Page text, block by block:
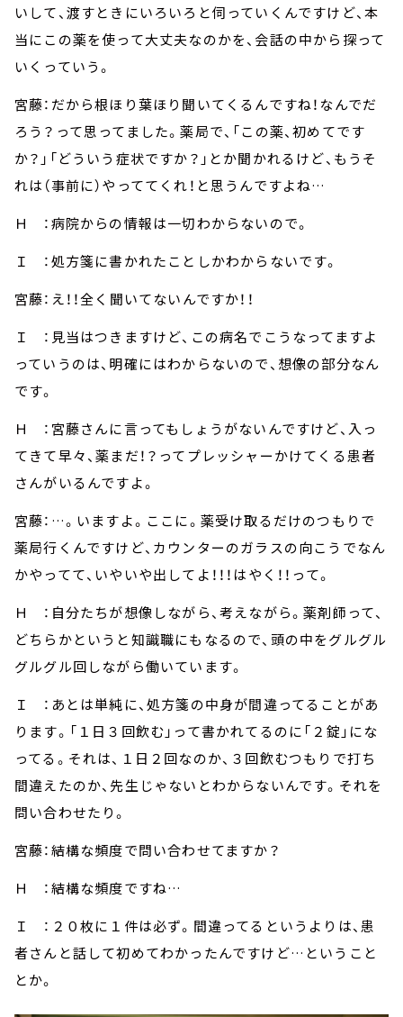
いして、渡すときにいろいろと伺っていくんですけど、本
当にこの薬を使って大丈夫なのかを、会話の中から探って
いくっていう。
宮藤：だから根ほり葉ほり聞いてくるんですね！なんでだ
ろう？って思ってました。薬局で、「この薬、初めてです
か？」「どういう症状ですか？」とか聞かれるけど、もうそ
れは（事前に）やっててくれ！と思うんですよね…
Ｈ ：病院からの情報は一切わからないので。
Ｉ ：処方箋に書かれたことしかわからないです。
宮藤：え！！全く聞いてないんですか！！
Ｉ ：見当はつきますけど、この病名でこうなってますよ
っていうのは、明確にはわからないので、想像の部分なん
です。
Ｈ ：宮藤さんに言ってもしょうがないんですけど、入っ
てきて早々、薬まだ！？ってプレッシャーかけてくる患者
さんがいるんですよ。
宮藤：…。いますよ。ここに。薬受け取るだけのつもりで
薬局行くんですけど、カウンターのガラスの向こうでなん
かやってて、いやいや出してよ！！！はやく！！って。
Ｈ ：自分たちが想像しながら、考えながら。薬剤師って、
どちらかというと知識職にもなるので、頭の中をグルグル
グルグル回しながら働いています。
Ｉ ：あとは単純に、処方箋の中身が間違ってることがあ
ります。「１日３回飲む」って書かれてるのに「２錠」にな
ってる。それは、１日２回なのか、３回飲むつもりで打ち
間違えたのか、先生じゃないとわからないんです。それを
問い合わせたり。
宮藤：結構な頻度で問い合わせてますか？
Ｈ ：結構な頻度ですね…
Ｉ ：２０枚に１件は必ず。間違ってるというよりは、患
者さんと話して初めてわかったんですけど…ということ
とか。